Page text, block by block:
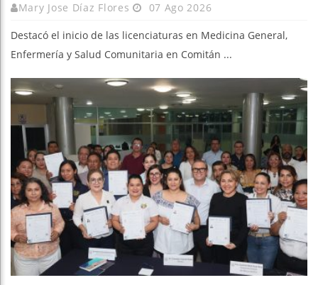
Mary Jose Díaz Flores 07 Ago 2026
Destacó el inicio de las licenciaturas en Medicina General,
Enfermería y Salud Comunitaria en Comitán ...